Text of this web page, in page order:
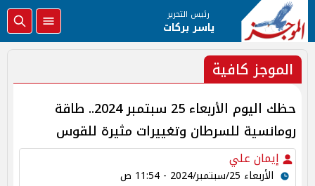
رئيس التحرير
ياسر بركات
الموجز كافية
حظك اليوم الأربعاء 25 سبتمبر 2024.. طاقة
رومانسية للسرطان وتغييرات مثيرة للقوس
إيمان علي
الأربعاء 25/سبتمبر/2024 - 11:54 ص